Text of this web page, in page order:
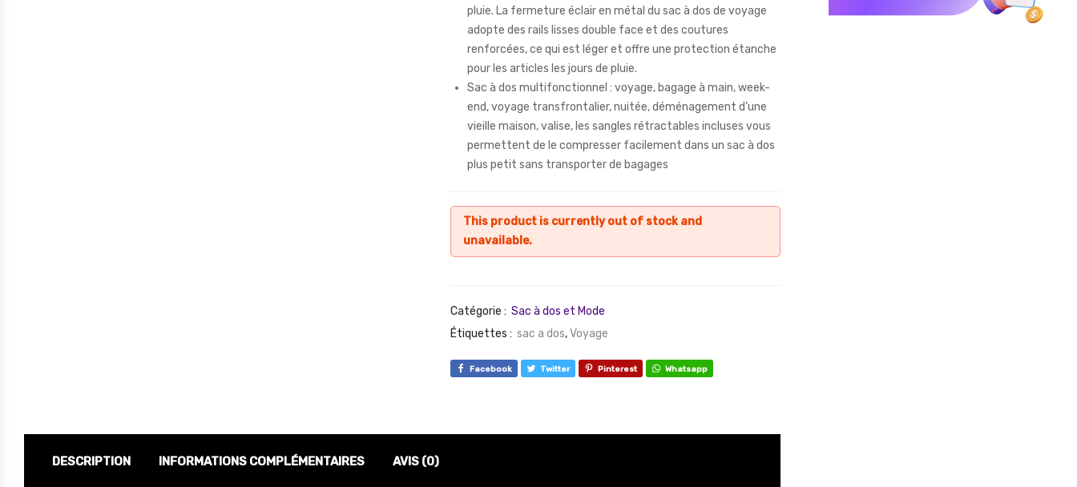
pluie. La fermeture éclair en métal du sac à dos de voyage
adopte des rails lisses double face et des coutures
renforcées, ce qui est léger et offre une protection étanche
pour les articles les jours de pluie.
Sac à dos multifonctionnel : voyage, bagage à main, week-
end, voyage transfrontalier, nuitée, déménagement d’une
vieille maison, valise, les sangles rétractables incluses vous
permettent de le compresser facilement dans un sac à dos
plus petit sans transporter de bagages
This product is currently out of stock and
unavailable.
Catégorie : Sac à dos et Mode
Étiquettes : sac a dos,Voyage
Facebook Twitter Pinterest Whatsapp
DESCRIPTION INFORMATIONS COMPLÉMENTAIRES AVIS (0)